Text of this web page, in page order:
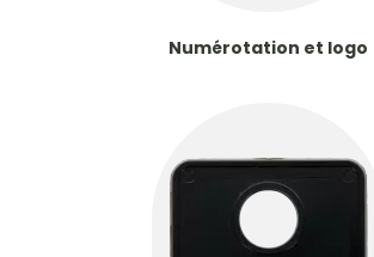
Numérotation et logo